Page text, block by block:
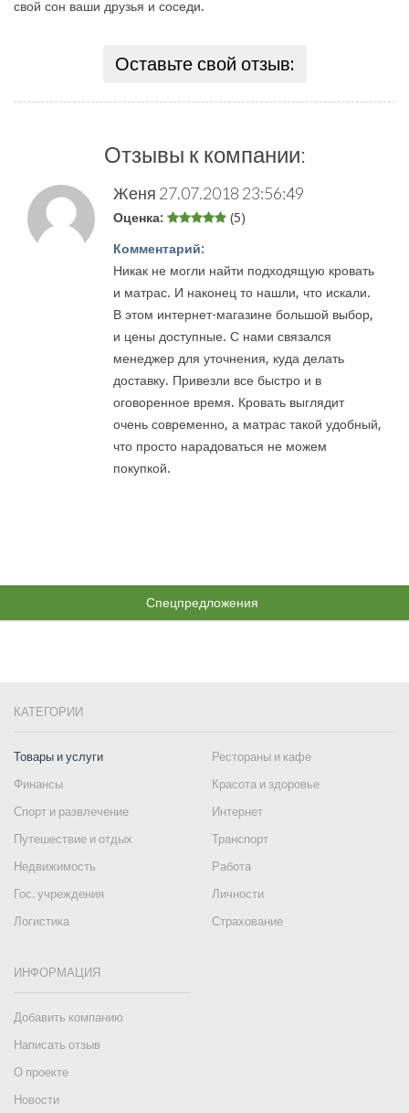
свой сон ваши друзья и соседи.
Оставьте свой отзыв:
Отзывы к компании:
Женя 27.07.2018 23:56:49
Оценка: (5)
Комментарий:
Никак не могли найти подходящую кровать
и матрас. И наконец то нашли, что искали.
В этом интернет-магазине большой выбор,
и цены доступные. С нами связался
менеджер для уточнения, куда делать
доставку. Привезли все быстро и в
оговоренное время. Кровать выглядит
очень современно, а матрас такой удобный,
что просто нарадоваться не можем
покупкой.
Спецпредложения
КАТЕГОРИИ
Товары и услуги
Рестораны и кафе
Финансы
Красота и здоровье
Спорт и развлечение
Интернет
Путешествие и отдых
Транспорт
Недвижимость
Работа
Гос. учреждения
Личности
Логистика
Страхование
ИНФОРМАЦИЯ
Добавить компанию
Написать отзыв
О проекте
Новости